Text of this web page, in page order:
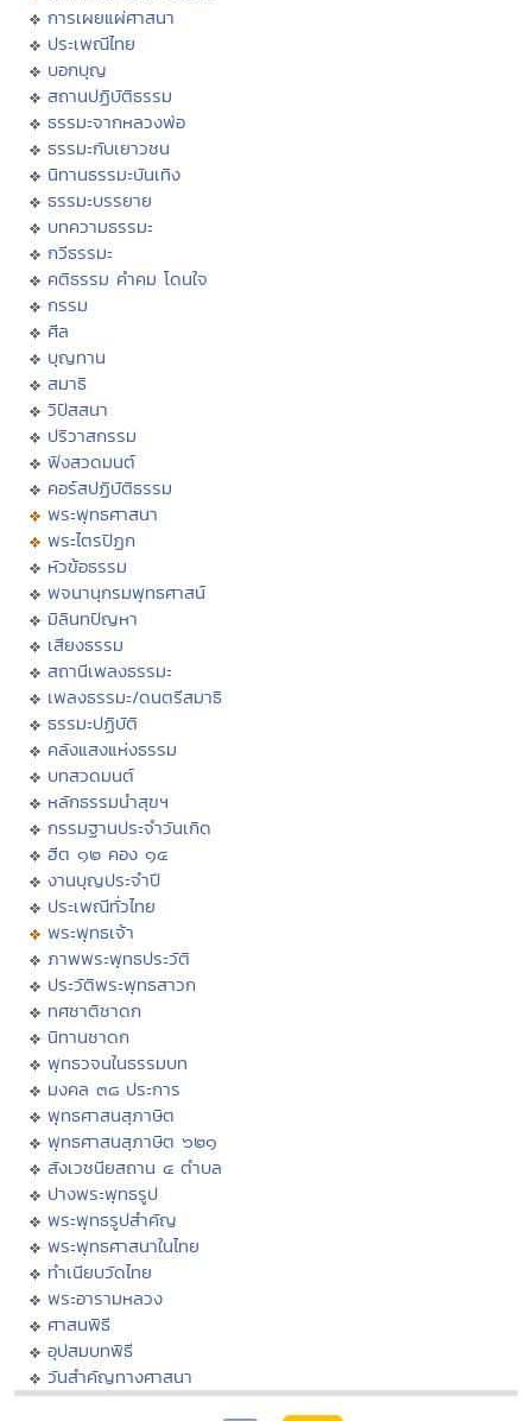
การเผยแผ่ศาสนา
ประเพณีไทย
บอกบุญ
สถานปฏิบัติธรรม
ธรรมะจากหลวงพ่อ
ธรรมะกับเยาวชน
นิทานธรรมะบันเทิง
ธรรมะบรรยาย
บทความธรรมะ
กวีธรรมะ
คติธรรม คำคม โดนใจ
กรรม
ศีล
บุญทาน
สมาธิ
วิปัสสนา
ปริวาสกรรม
ฟังสวดมนต์
คอร์สปฏิบัติธรรม
พระพุทธศาสนา
พระไตรปิฏก
หัวข้อธรรม
พจนานุกรมพุทธศาสน์
มิลินทปัญหา
เสียงธรรม
สถานีเพลงธรรมะ
เพลงธรรมะ/ดนตรีสมาธิ
ธรรมะปฏิบัติ
คลังแสงแห่งธรรม
บทสวดมนต์
หลักธรรมนำสุขฯ
กรรมฐานประจำวันเกิด
ฮีต ๑๒ คอง ๑๔
งานบุญประจำปี
ประเพณีทั่วไทย
พระพุทธเจ้า
ภาพพระพุทธประวัติ
ประวัติพระพุทธสาวก
ทศชาติชาดก
นิทานชาดก
พุทธวจนในธรรมบท
มงคล ๓๘ ประการ
พุทธศาสนสุภาษิต
พุทธศาสนสุภาษิต ๖๒๑
สังเวชนียสถาน ๔ ตำบล
ปางพระพุทธรูป
พระพุทธรูปสำคัญ
พระพุทธศาสนาในไทย
ทำเนียบวัดไทย
พระอารามหลวง
ศาสนพิธี
อุปสมบทพิธี
วันสำคัญทางศาสนา